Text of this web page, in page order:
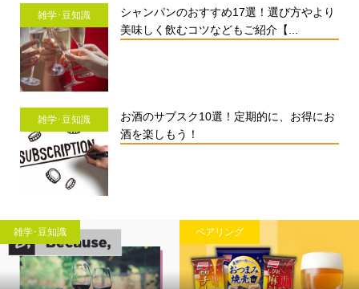
雑学･豆知識
シャンパンのおすすめ17選！選び方やより
美味しく飲むコツなどもご紹介【...
雑学･豆知識
お酒のサブスク10選！定期的に、お得にお
酒を楽しもう！
雑学･豆知識 ペアリング